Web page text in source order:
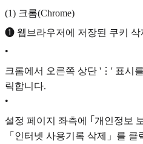
(1) 크롬(Chrome)
❶ 웹브라우저에 저장된 쿠키 삭
•
크롬에서 오른쪽 상단 '⋮' 표시
릭합니다.
•
설정 페이지 좌측에 ｢개인정보
「인터넷 사용기록 삭제」를